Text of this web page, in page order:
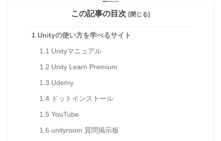
この記事の目次 [閉じる]
1 Unityの使い方を学べるサイト
1.1 Unityマニュアル
1.2 Unity Learn Premium
1.3 Udemy
1.4 ドットインストール
1.5 YouTube
1.6 unityroom 質問掲示板